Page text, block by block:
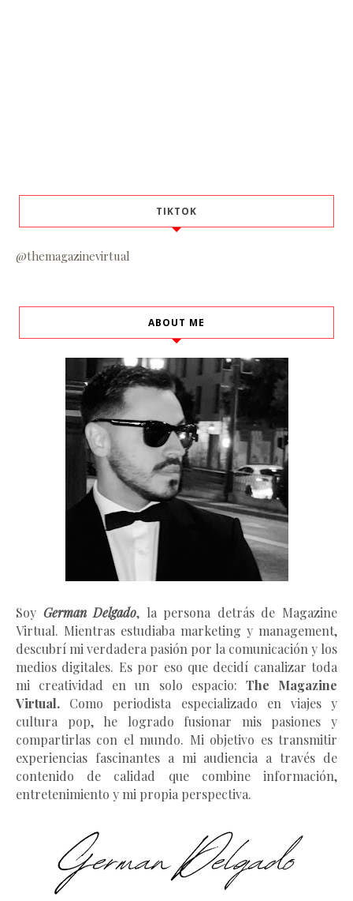
TIKTOK
@themagazinevirtual
ABOUT ME
Soy German Delgado, la persona detrás de Magazine
Virtual. Mientras estudiaba marketing y management,
descubrí mi verdadera pasión por la comunicación y los
medios digitales. Es por eso que decidí canalizar toda
mi creatividad en un solo espacio: The Magazine
Virtual. Como periodista especializado en viajes y
cultura pop, he logrado fusionar mis pasiones y
compartirlas con el mundo. Mi objetivo es transmitir
experiencias fascinantes a mi audiencia a través de
contenido de calidad que combine información,
entretenimiento y mi propia perspectiva.